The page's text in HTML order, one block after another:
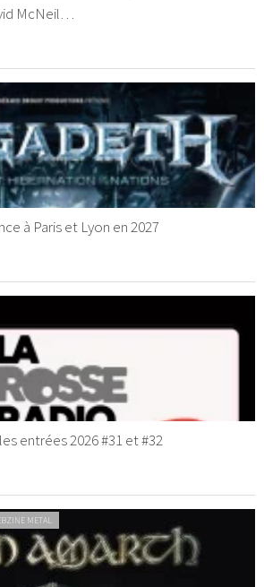
McNeil…
à Paris et Lyon en 2027
entrées 2026 #31 et #32
METAL